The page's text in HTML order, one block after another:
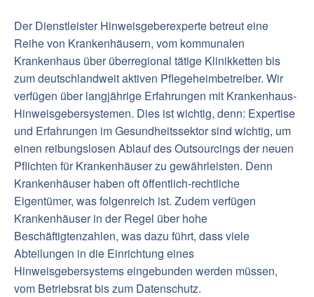
Der Dienstleister Hinweisgeberexperte betreut eine
Reihe von Krankenhäusern, vom kommunalen
Krankenhaus über überregional tätige Klinikketten bis
zum deutschlandweit aktiven Pflegeheimbetreiber. Wir
verfügen über langjährige Erfahrungen mit Krankenhaus-
Hinweisgebersystemen. Dies ist wichtig, denn: Expertise
und Erfahrungen im Gesundheitssektor sind wichtig, um
einen reibungslosen Ablauf des Outsourcings der neuen
Pflichten für Krankenhäuser zu gewährleisten. Denn
Krankenhäuser haben oft öffentlich-rechtliche
Eigentümer, was folgenreich ist. Zudem verfügen
Krankenhäuser in der Regel über hohe
Beschäftigtenzahlen, was dazu führt, dass viele
Abteilungen in die Einrichtung eines
Hinweisgebersystems eingebunden werden müssen,
vom Betriebsrat bis zum Datenschutz.